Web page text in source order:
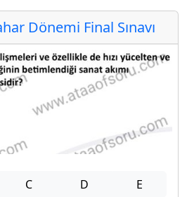
Dönemi Final Sınavı
C D E